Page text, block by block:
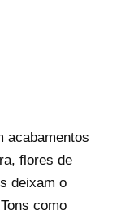
acabamentos
flores de
deixam o
como